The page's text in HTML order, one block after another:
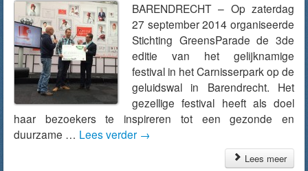
BARENDRECHT – Op zaterdag
27 september 2014 organiseerde
Stichting GreensParade de 3de
editie van het gelijknamige
festival in het Carnisserpark op de
geluidswal in Barendrecht. Het
gezellige festival heeft als doel
haar bezoekers te inspireren tot een gezonde en
duurzame … Lees verder →
Lees meer